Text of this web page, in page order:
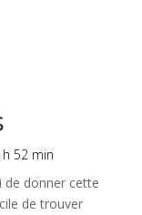
52 min
de donner cette
de trouver